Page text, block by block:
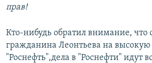
прав!
Кто-нибудь обратил внимание, что
гражданина Леонтьева на высокую
"Роснефть",дела в "Роснефти" идут